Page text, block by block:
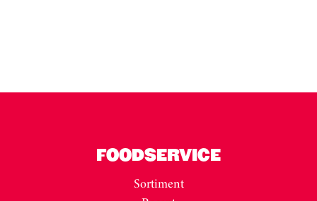
FOODSERVICE
Sortiment